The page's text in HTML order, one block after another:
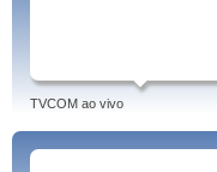
TVCOM ao vivo